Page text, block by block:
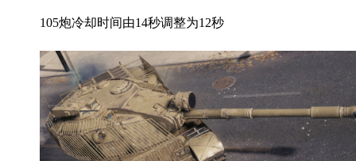
105炮冷却时间由14秒调整为12秒